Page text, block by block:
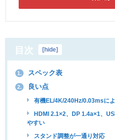
目次 hide
1. スペック表
2. 良い点
有機EL/4K/240Hz/0.03msに
HDMI 2.1×2、DP 1.4a×1、
やすい
スタンド調整が一通り対応